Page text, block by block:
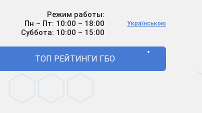
Режим работы:
Пн – Пт: 10:00 – 18:00
Суббота: 10:00 – 15:00
Українською
ТОП РЕЙТИНГИ ГБО
▼